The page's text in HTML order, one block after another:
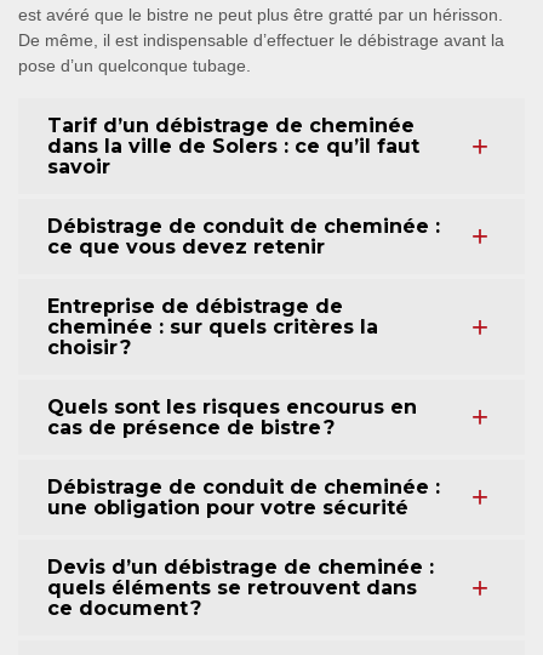
est avéré que le bistre ne peut plus être gratté par un hérisson.
De même, il est indispensable d’effectuer le débistrage avant la
pose d’un quelconque tubage.
Tarif d’un débistrage de cheminée
dans la ville de Solers : ce qu’il faut
savoir
Débistrage de conduit de cheminée :
ce que vous devez retenir
Entreprise de débistrage de
cheminée : sur quels critères la
choisir ?
Quels sont les risques encourus en
cas de présence de bistre ?
Débistrage de conduit de cheminée :
une obligation pour votre sécurité
Devis d’un débistrage de cheminée :
quels éléments se retrouvent dans
ce document ?